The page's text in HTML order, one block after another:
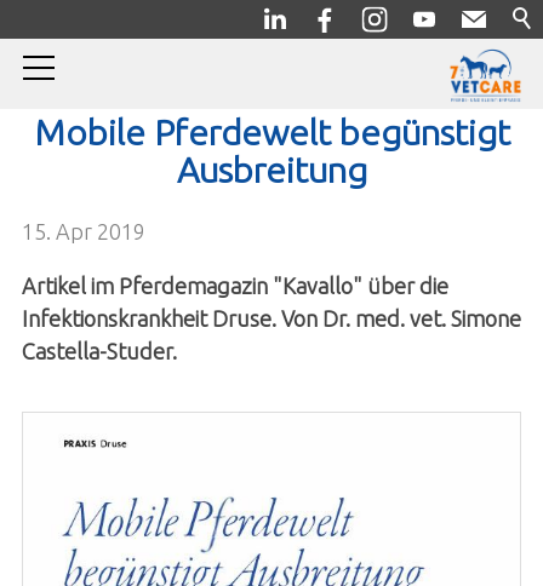
Home
Notfall
Jubiläum
News
News
Mobile Pferdewelt begünstigt
Ausbreitung
15. Apr 2019
Artikel im Pferdemagazin "Kavallo" über die
Infektionskrankheit Druse. Von Dr. med. vet. Simone
Castella-Studer.